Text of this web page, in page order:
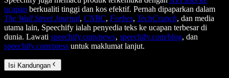
ucapan berkualiti tinggi dan kos efektif. Pernah dipaparkan dalam
The Wall Street Journal, CNBC, Forbes, TechCrunch, dan media
utama lain, Speechify ialah penyedia teks ke ucapan terbesar di
dunia. Lawati speechify.com/news, speechify.com/blog, dan
speechify.com/press untuk maklumat lanjut.
Isi Kandungan